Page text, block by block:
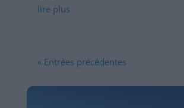
lire plus
« Entrées précédentes